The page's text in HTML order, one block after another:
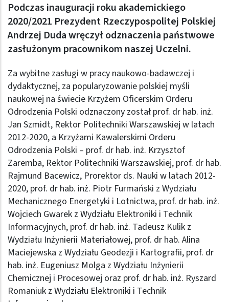
Podczas inauguracji roku akademickiego
2020/2021 Prezydent Rzeczypospolitej Polskiej
Andrzej Duda wręczył odznaczenia państwowe
zasłużonym pracownikom naszej Uczelni.
Za wybitne zasługi w pracy naukowo-badawczej i
dydaktycznej, za popularyzowanie polskiej myśli
naukowej na świecie Krzyżem Oficerskim Orderu
Odrodzenia Polski odznaczony został prof. dr hab. inż.
Jan Szmidt, Rektor Politechniki Warszawskiej w latach
2012-2020, a Krzyżami Kawalerskimi Orderu
Odrodzenia Polski – prof. dr hab. inż. Krzysztof
Zaremba, Rektor Politechniki Warszawskiej, prof. dr hab.
Rajmund Bacewicz, Prorektor ds. Nauki w latach 2012-
2020, prof. dr hab. inż. Piotr Furmański z Wydziału
Mechanicznego Energetyki i Lotnictwa, prof. dr hab. inż.
Wojciech Gwarek z Wydziału Elektroniki i Technik
Informacyjnych, prof. dr hab. inż. Tadeusz Kulik z
Wydziału Inżynierii Materiałowej, prof. dr hab. Alina
Maciejewska z Wydziału Geodezji i Kartografii, prof. dr
hab. inż. Eugeniusz Molga z Wydziału Inżynierii
Chemicznej i Procesowej oraz prof. dr hab. inż. Ryszard
Romaniuk z Wydziału Elektroniki i Technik